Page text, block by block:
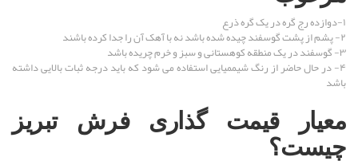
۱-دوازده رج گره در یک گره ذرع
۲- پشم از پشت گوسفند چیده شده باشد نه با آهک آن را جدا کرده باشند
۳- گوسفند در یک منطقه کوهستانی و سبز و خرم چریده باشد
۴- در حال حاضر از رنگ شیممیایی استفاده می شود که باید درجه ثبات بالایی داشته
باشد
معیار قیمت گذاری فرش تبریز
چیست؟